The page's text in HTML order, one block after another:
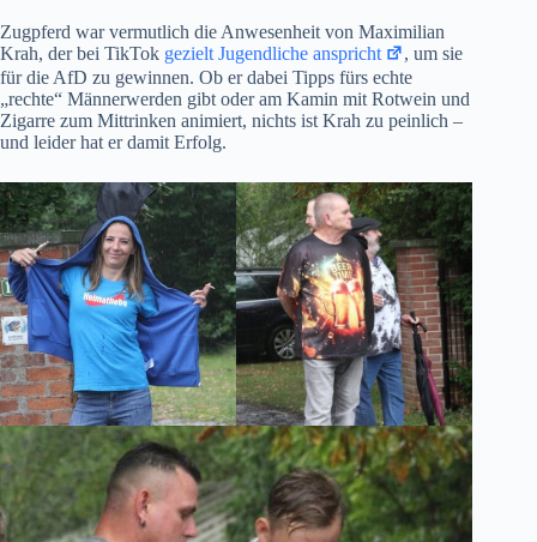
Zugpferd war vermutlich die Anwesenheit von Maximilian
Krah, der bei TikTok gezielt Jugendliche anspricht
, um sie
für die AfD zu gewinnen. Ob er dabei Tipps fürs echte
„rechte“ Männerwerden gibt oder am Kamin mit Rotwein und
Zigarre zum Mittrinken animiert, nichts ist Krah zu peinlich –
und leider hat er damit Erfolg.